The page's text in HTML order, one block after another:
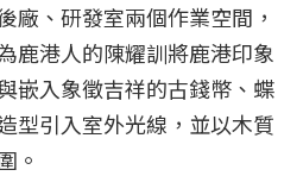
廠、研發室兩個作業空間，
鹿港人的陳耀訓將鹿港印象
嵌入象徵吉祥的古錢幣、蝶
型引入室外光線，並以木質
。